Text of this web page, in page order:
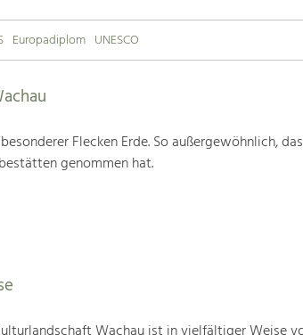
Europadiplom UNESCO
Flecken Erde. So außergewöhnlich,
genommen hat.